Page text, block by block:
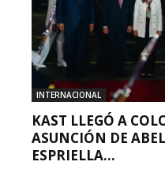
INTERNACIONAL
KAST LLEGÓ A
ASUNCIÓN DE
ESPRIELLA...